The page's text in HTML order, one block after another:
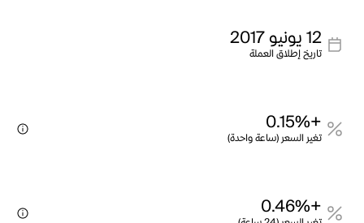
12 يونيو 2017
تاريخ إطلاق العملة
+0.15%
تغير السعر (ساعة واحدة)
+0.46%